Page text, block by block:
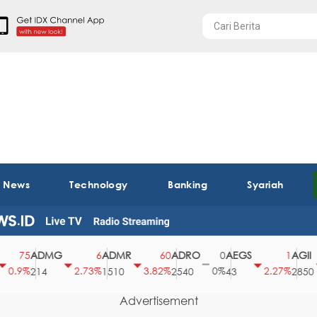
Technology Banking Syariah
ADMG
214
2.73%
ADMR
1510
3.82%
ADRO
2540
0%
AEGS
43
2.27%
AGII
2850
Advertisement